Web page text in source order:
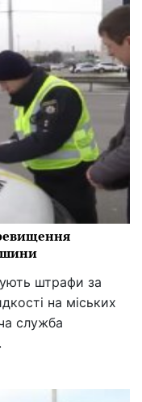
штрафи за
на міських
служба